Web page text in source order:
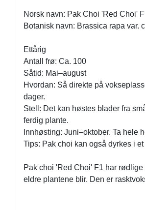
Norsk navn: Pak Choi 'Red Choi'
Botanisk navn: Brassica rapa var.
Ettårig
Antall frø: Ca. 100
Såtid: Mai–august
Hvordan: Så direkte på
dager.
Stell: Det kan høstes blader fra
ferdig plante.
Innhøsting: Juni–oktober. Ta hele
Tips: Pak choi kan også dyrkes i
Pak choi 'Red Choi' F1 har
eldre plantene blir. Den er